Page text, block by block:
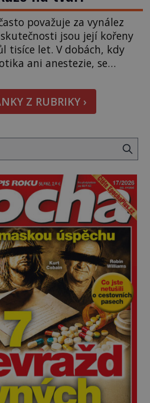
považuje za vynález
jsou její kořeny
tisíce let. V dobách, kdy
ani anestezie, se
nebo nehodami. Jejich
promyšlené a některé
dodnes. Úplně první
Z RUBRIKY ›